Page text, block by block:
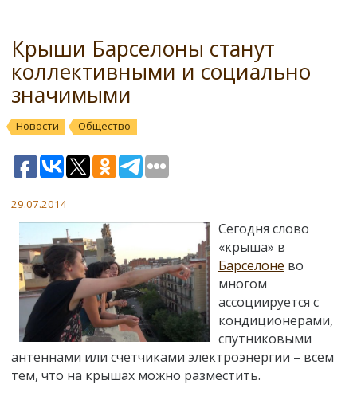
Крыши Барселоны станут
коллективными и социально
значимыми
Новости Общество
29.07.2014
Сегодня слово
«крыша» в
Барселоне во
многом
ассоциируется с
кондиционерами,
спутниковыми
антеннами или счетчиками электроэнергии – всем
тем, что на крышах можно разместить.